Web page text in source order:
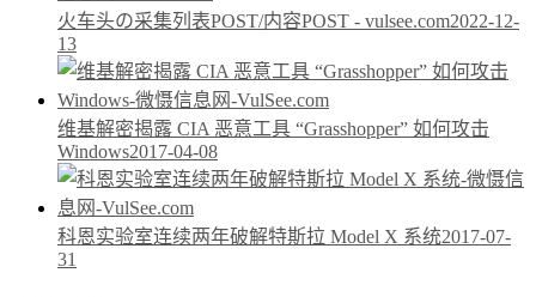
火车头の采集列表POST/内容POST - vulsee.com2022-12-
13
维基解密揭露 CIA 恶意工具 “Grasshopper” 如何攻击
Windows2017-04-08
科恩实验室连续两年破解特斯拉 Model X 系统2017-07-
31